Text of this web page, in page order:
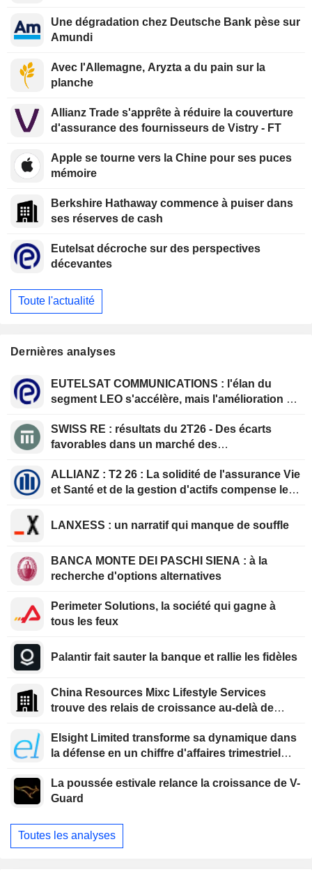
Une dégradation chez Deutsche Bank pèse sur
Amundi
Avec l'Allemagne, Aryzta a du pain sur la
planche
Allianz Trade s'apprête à réduire la couverture
d'assurance des fournisseurs de Vistry - FT
Apple se tourne vers la Chine pour ses puces
mémoire
Berkshire Hathaway commence à puiser dans
ses réserves de cash
Eutelsat décroche sur des perspectives
décevantes
Toute l'actualité
Dernières analyses
EUTELSAT COMMUNICATIONS : l'élan du
segment LEO s'accélère, mais l'amélioration de
SWISS RE : résultats du 2T26 - Des écarts
favorables dans un marché des
ALLIANZ : T2 26 : La solidité de l'assurance Vie
et Santé et de la gestion d'actifs compense le
LANXESS : un narratif qui manque de souffle
BANCA MONTE DEI PASCHI SIENA : à la
recherche d'options alternatives
Perimeter Solutions, la société qui gagne à
tous les feux
Palantir fait sauter la banque et rallie les fidèles
China Resources Mixc Lifestyle Services
trouve des relais de croissance au-delà de
Elsight Limited transforme sa dynamique dans
la défense en un chiffre d'affaires trimestriel
La poussée estivale relance la croissance de V-
Guard
Toutes les analyses